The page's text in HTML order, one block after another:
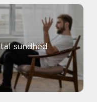
sundhed